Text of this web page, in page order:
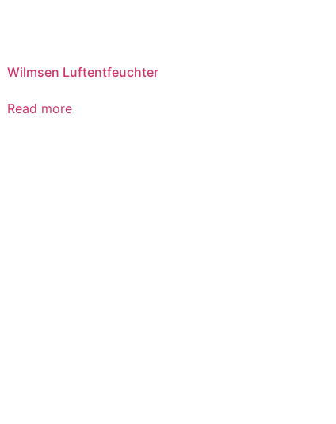
Wilmsen Luftentfeuchter
Read more